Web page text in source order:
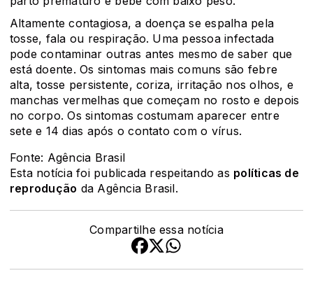
Altamente contagiosa, a doença se espalha pela
tosse, fala ou respiração. Uma pessoa infectada
pode contaminar outras antes mesmo de saber que
está doente. Os sintomas mais comuns são febre
alta, tosse persistente, coriza, irritação nos olhos, e
manchas vermelhas que começam no rosto e depois
no corpo. Os sintomas costumam aparecer entre
sete e 14 dias após o contato com o vírus.
Fonte: Agência Brasil
Esta notícia foi publicada respeitando as políticas de
reprodução da Agência Brasil.
Compartilhe essa notícia